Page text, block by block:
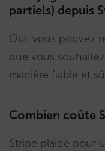
partiels) depuis
Oui, vous pouvez
que vous
manière fiable et
Combien coûte
Stripe plaide pour